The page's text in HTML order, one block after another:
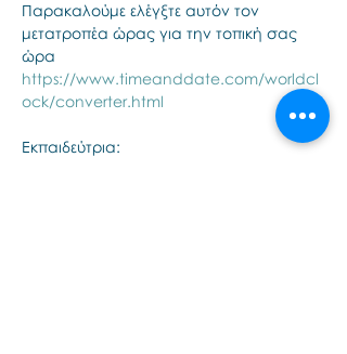
Παρακαλούμε ελέγξτε αυτόν τον
μετατροπέα ώρας για την τοπική σας
ώρα
https://www.timeanddate.com/worldcl
ock/converter.html
Εκπαιδεύτρια: